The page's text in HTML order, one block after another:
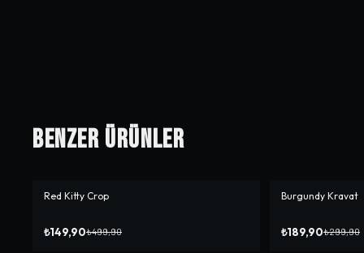
Benzer Ürünler
-%70
Red Kitty Crop
₺149,90₺499,90
-%37
Burgundy Kravat
₺189,90₺299,90